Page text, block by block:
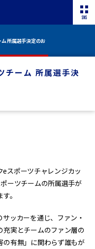
所属選手決定のお
チーム 所属選手決
スポーツチャレンジカッ
ーツチームの所属選手が
。
ッカーを通じ、ファン・
実とチームのファン層の
の有無」に関わらず誰もが